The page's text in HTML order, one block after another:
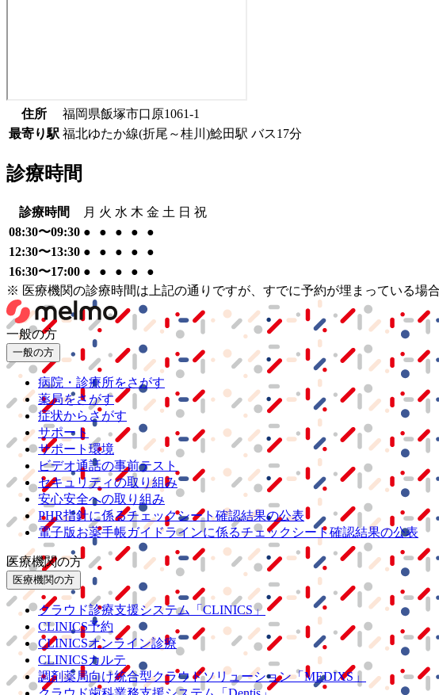
住所
福岡県飯塚市口原1061-1
最寄り駅 福北ゆたか線(折尾～桂川)鯰田駅 バス17分
診療時間
診療時間 月 火 水 木 金 土 日 祝
08:30〜09:30 ● ● ● ●
●
12:30〜13:30 ● ● ● ●
●
16:30〜17:00 ● ● ● ●
●
※ 医療機関の診療時間は上記の通りですが、すでに予約が埋まっている場
一般の方
一般の方
病院・診療所をさがす
薬局をさがす
症状からさがす
サポート
サポート環境
ビデオ通話の事前テスト
セキュリティの取り組み
安心安全への取り組み
PHR指針に係るチェックシート確認結果の公表
電子版お薬手帳ガイドラインに係るチェックシート確認結果の公表
医療機関の方
医療機関の方
クラウド診療支援システム
「CLINICS」
CLINICS予約
CLINICSオンライン診療
CLINICSカルテ
調剤薬局向け統合型クラウドソリューション「MEDIXS」